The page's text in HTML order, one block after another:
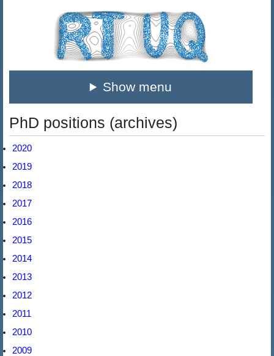
Show menu
PhD positions (archives)
2020
2019
2018
2017
2016
2015
2014
2013
2012
2011
2010
2009